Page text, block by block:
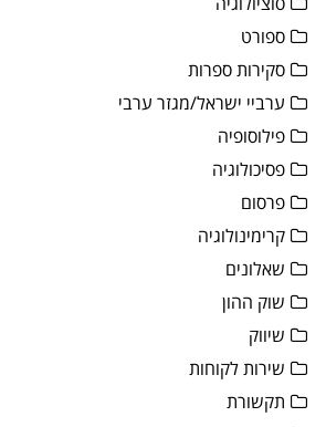
ספורט
סקירות ספרות
ערביי ישראל/מגזר ערבי
פילוסופיה
פסיכולוגיה
פרסום
קרימינולוגיה
שאלונים
שוק ההון
שיווק
שירות לקוחות
תקשורת